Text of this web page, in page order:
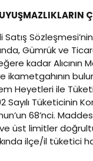
Sözleşmesi’nin
Gümrük ve
kadar Alıcının
ikametgahının
Heyetleri ile
Sayılı Tüketicinin
68’nci.
üst limitler
ilçe/il tüketici